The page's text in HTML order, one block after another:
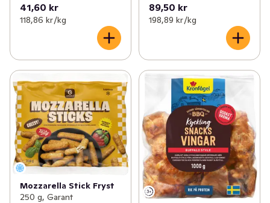
41,60 kr
118,86 kr /kg
89,50 kr
198,89 kr /kg
Mozzarella Stick Fryst
250 g, Garant